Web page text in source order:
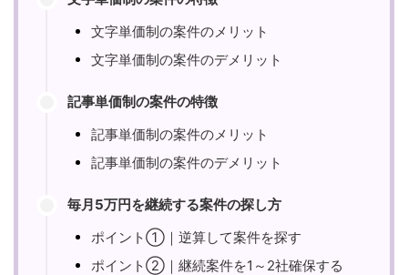
文字単価制の案件のメリット
文字単価制の案件のデメリット
記事単価制の案件の特徴
記事単価制の案件のメリット
記事単価制の案件のデメリット
毎月5万円を継続する案件の探し方
ポイント①｜逆算して案件を探す
ポイント②｜継続案件を1～2社確保する